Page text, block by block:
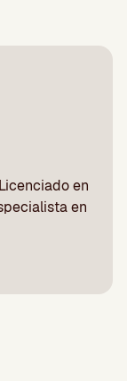
en
en